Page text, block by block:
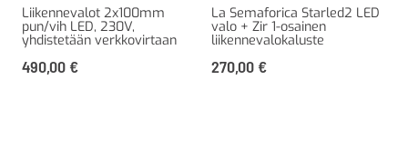
Liikennevalot 2x100mm
pun/vih LED, 230V,
yhdistetään verkkovirtaan
490,00 €
La Semaforica Starled2 LED
valo + Zir 1-osainen
liikennevalokaluste
270,00 €